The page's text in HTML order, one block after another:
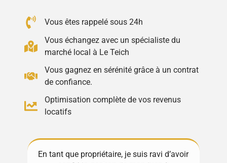
Vous êtes rappelé sous 24h
Vous échangez avec un spécialiste du
marché local à Le Teich
Vous gagnez en sérénité grâce à un contrat
de confiance.
Optimisation complète de vos revenus
locatifs
En tant que propriétaire, je suis ravi d’avoir